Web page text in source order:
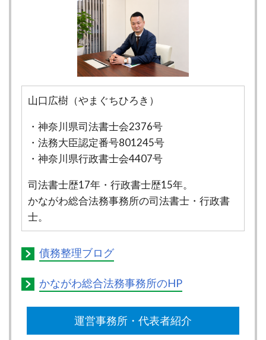
山口広樹（やまぐちひろき）
・神奈川県司法書士会2376号
・法務大臣認定番号801245号
・神奈川県行政書士会4407号
司法書士歴17年・行政書士歴15年。
かながわ総合法務事務所の司法書士・行政書
士。
債務整理ブログ
かながわ総合法務事務所のHP
運営事務所・代表者紹介